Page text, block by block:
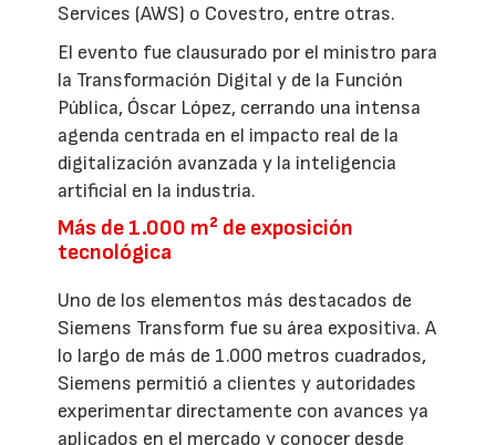
Services (AWS) o Covestro, entre otras.
El evento fue clausurado por el ministro para
la Transformación Digital y de la Función
Pública, Óscar López, cerrando una intensa
agenda centrada en el impacto real de la
digitalización avanzada y la inteligencia
artificial en la industria.
Más de 1.000 m² de exposición
tecnológica
Uno de los elementos más destacados de
Siemens Transform fue su área expositiva. A
lo largo de más de 1.000 metros cuadrados,
Siemens permitió a clientes y autoridades
experimentar directamente con avances ya
aplicados en el mercado y conocer desde